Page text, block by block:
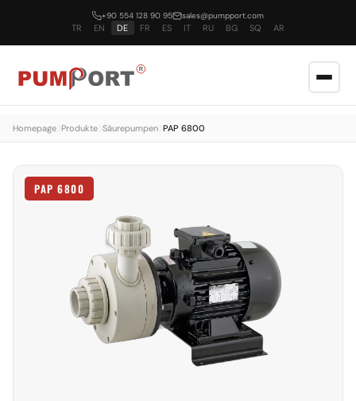
+90 554 128 90 95 sales@pumpport.com
TR EN DE FR ES IT RU BG SQ AR
Homepage Produkte Säurepumpen PAP 6800
PAP 6800